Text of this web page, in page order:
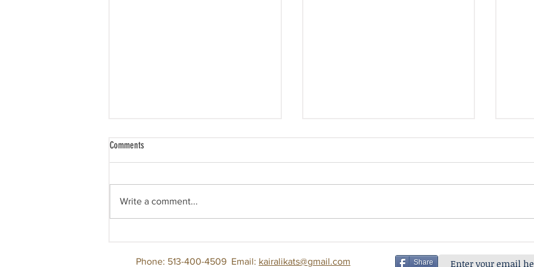
Sandeep’s Appreciation I was
people who claim to...
Comments
Write a comment...
Phone: 513-400-4509 Email: kairalikats@gmail.com Share